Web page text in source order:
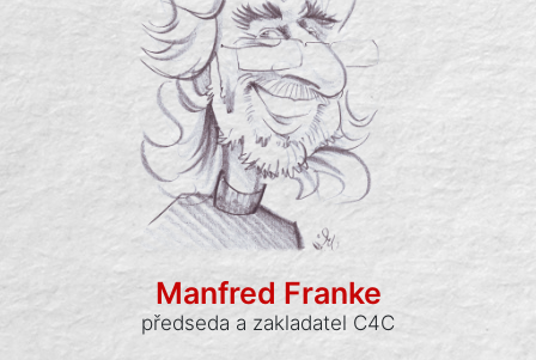
Manfred Franke
předseda a zakladatel C4C